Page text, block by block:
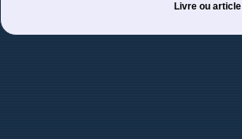
Livre ou article